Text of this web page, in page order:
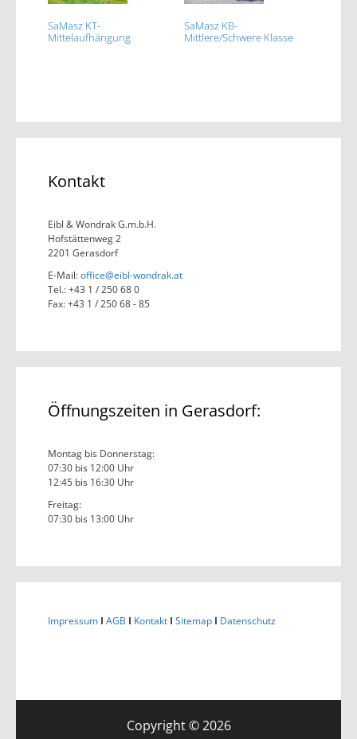
SaMasz KT-
Mittelaufhängung
SaMasz KB-
Mittlere/Schwere Klasse
Kontakt
Eibl & Wondrak G.m.b.H.
Hofstättenweg 2
2201 Gerasdorf
E-Mail:office@eibl-wondrak.at
Tel.: +43 1 / 250 68 0
Fax: +43 1 / 250 68 - 85
Öffnungszeiten in Gerasdorf:
Montag bis Donnerstag:
07:30 bis 12:00 Uhr
12:45 bis 16:30 Uhr
Freitag:
07:30 bis 13:00 Uhr
Impressum I AGB I Kontakt I Sitemap I Datenschutz
Copyright © 2026